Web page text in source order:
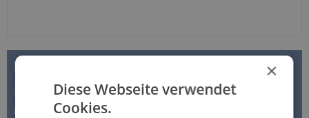
BESCHREIBUNG
Inkontinenzslip MoliCare Premium Elastic 6 Tropfen Die
neuen MoliCare "Premium Elastic" Inkontinenzslips
×
Diese Webseite verwendet
Cookies.